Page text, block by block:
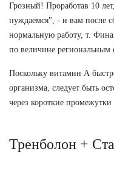
Грозный! Проработав 10
нуждаемся", - и вам после
нормальную работу, т.
по величине
Поскольку витамин А
организма, следует быть
через короткие промежутки
Тренболон +